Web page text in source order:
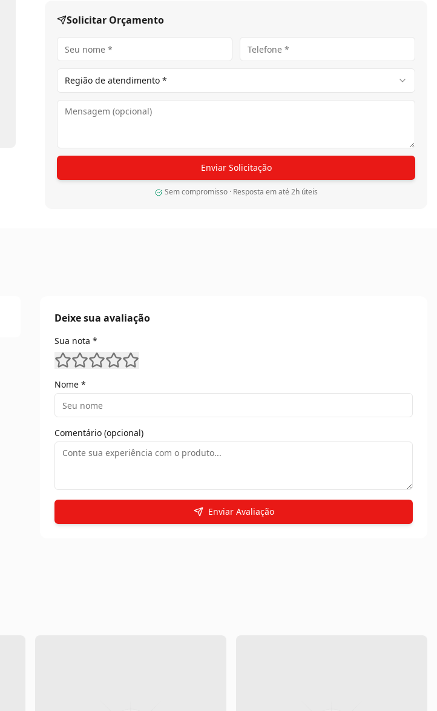
Solicitar Orçamento
Região de atendimento *
Enviar Solicitação
Sem compromisso · Resposta em até 2h úteis
Deixe sua avaliação
Sua nota *
Nome *
Comentário (opcional)
Enviar Avaliação